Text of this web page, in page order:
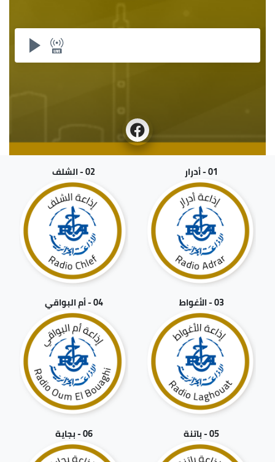
01 - أدرار 02 - الشلف
03 - الأغواط 04 - أم البواقي
05 - باتنة 06 - بجاية